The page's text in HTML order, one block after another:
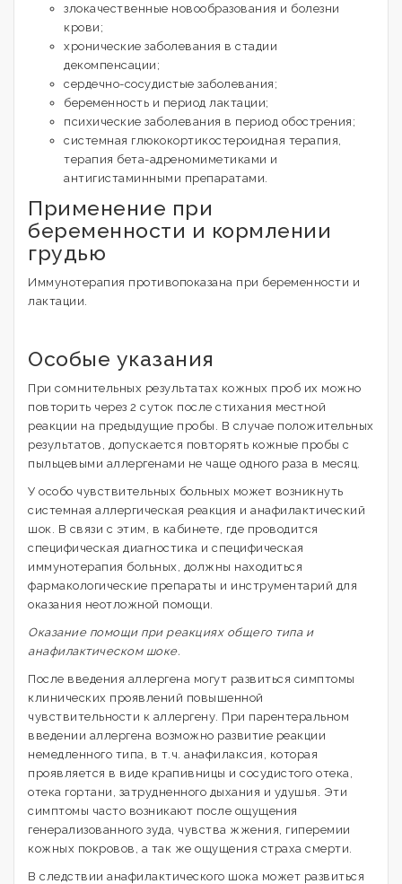
злокачественные новообразования и болезни
крови;
хронические заболевания в стадии
декомпенсации;
сердечно-сосудистые заболевания;
беременность и период лактации;
психические заболевания в период обострения;
системная глюкокортикостероидная терапия,
терапия бета-адреномиметиками и
антигистаминными препаратами.
Применение при
беременности и кормлении
грудью
Иммунотерапия противопоказана при беременности и
лактации.
Особые указания
При сомнительных результатах кожных проб их можно
повторить через 2 суток после стихания местной
реакции на предыдущие пробы. В случае положительных
результатов, допускается повторять кожные пробы с
пыльцевыми аллергенами не чаще одного раза в месяц.
У особо чувствительных больных может возникнуть
системная аллергическая реакция и анафилактический
шок. В связи с этим, в кабинете, где проводится
специфическая диагностика и специфическая
иммунотерапия больных, должны находиться
фармакологические препараты и инструментарий для
оказания неотложной помощи.
Оказание помощи при реакциях общего типа и
анафилактическом шоке.
После введения аллергена могут развиться симптомы
клинических проявлений повышенной
чувствительности к аллергену. При парентеральном
введении аллергена возможно развитие реакции
немедленного типа, в т.ч. анафилаксия, которая
проявляется в виде крапивницы и сосудистого отека,
отека гортани, затрудненного дыхания и удушья. Эти
симптомы часто возникают после ощущения
генерализованного зуда, чувства жжения, гиперемии
кожных покровов, а так же ощущения страха смерти.
В следствии анафилактического шока может развиться